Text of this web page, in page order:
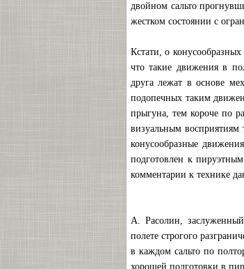
двойном сальто
жестком состоянии с
Кстати, о
что такие движения в
друга лежат в основе
подопечных таким
прыгуна, тем короче по
визуальным
конусообразные
подготовлен к
комментарии к технике
А. Расолин,
полете строгого
в каждом сальто по
хорошей подготовки в